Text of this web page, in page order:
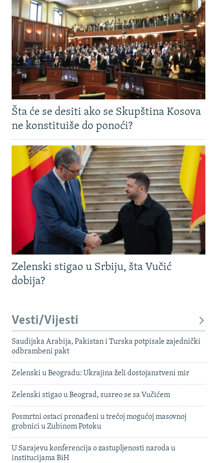
Šta će se desiti ako se Skupština Kosova
ne konstituiše do ponoći?
Zelenski stigao u Srbiju, šta Vučić
dobija?
Vesti/Vijesti
Saudijska Arabija, Pakistan i Turska potpisale zajednički
odbrambeni pakt
Zelenski u Beogradu: Ukrajina želi dostojanstveni mir
Zelenski stigao u Beograd, susreo se sa Vučićem
Posmrtni ostaci pronađeni u trećoj mogućoj masovnoj
grobnici u Zubinom Potoku
U Sarajevu konferencija o zastupljenosti naroda u
institucijama BiH